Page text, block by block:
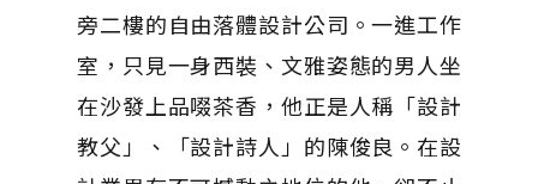
旁二樓的自由落體設計公司。一進工作
室，只見一身西裝、文雅姿態的男人坐
在沙發上品啜茶香，他正是人稱「設計
教父」、「設計詩人」的陳俊良。在設